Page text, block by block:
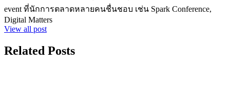
event ที่นักการตลาดหลายคนชื่นชอบ เช่น Spark Conference,
Digital Matters
View all post
Related Posts